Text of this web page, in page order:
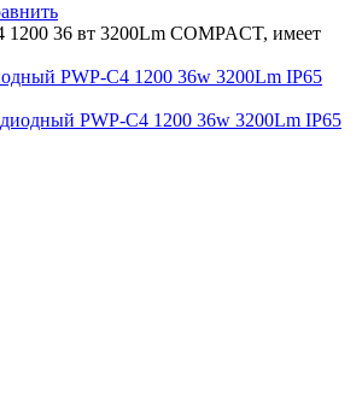
1200 36 вт 3200Lm COMPACT, имеет
PWP-С4 1200 36w 3200Lm IP65